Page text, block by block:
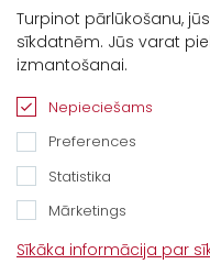
Kontakti
Turpinot pārlūkošanu,
sīkdatnēm. Jūs varat
izmantošanai.
Nepieciešams
Preferences
Statistika
Mārketings
Sīkāka informācija par